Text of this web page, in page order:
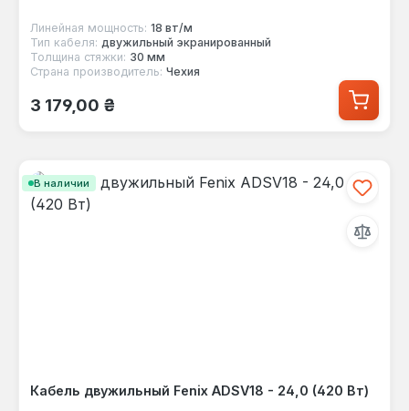
Линейная мощность: 18 вт/м
Тип кабеля: двужильный экранированный
Толщина стяжки: 30 мм
Страна производитель: Чехия
Обычная цена:
3 179,00 ₴
В наличии
Кабель двужильный Fenix ADSV18 - 24,0 (420 Вт)